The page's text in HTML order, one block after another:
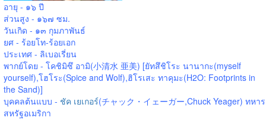
อายุ - ๑๖ ปี
ส่วนสูง - ๑๖๗ ซม.
วันเกิด - ๑๓ กุมภาพันธ์
ยศ - ร้อยโท-ร้อยเอก
ประเทศ - ลิเบอเรี่ยน
พากย์โดย - โคชิมิซึ อามิ(小清水 亜美) [ยัทสึชิโระ นานากะ(myself
yourself),โฮโระ(Spice and Wolf),ฮิโรเสะ ทาคุมะ(H2O: Footprints in
the Sand)]
บุคคลต้นแบบ - ชัค เยเกอร์(チャック・イェーガー,Chuck Yeager) ทหาร
สหรัฐอเมริกา